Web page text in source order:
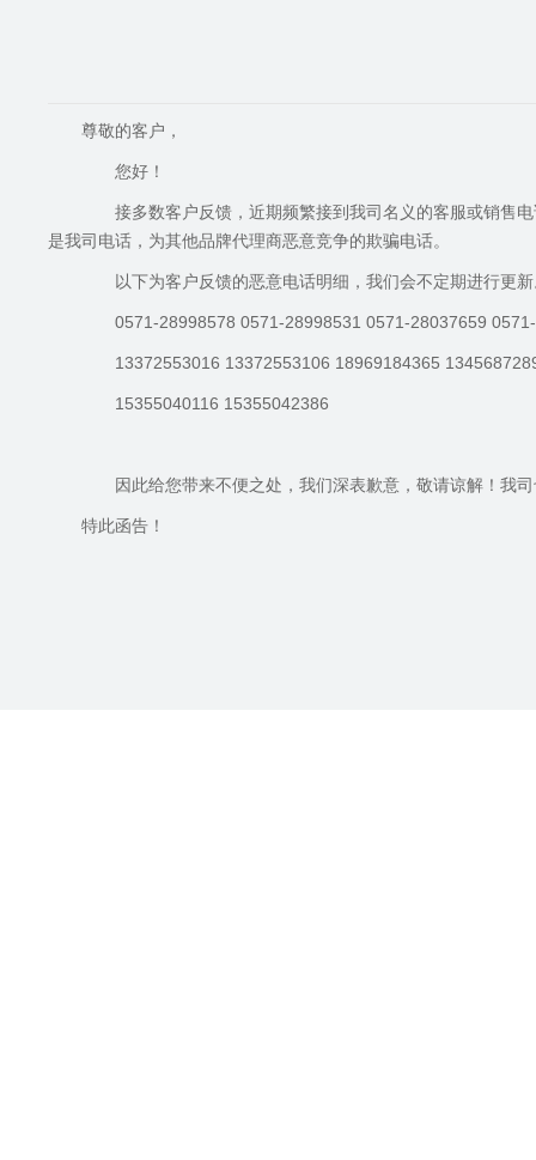
尊敬的客户，
您好！
接多数客户反馈，近期频繁接到我司名义的客服或销售电
是我司电话，为其他品牌代理商恶意竞争的欺骗电话。
以下为客户反馈的恶意电话明细，我们会不定期进行更新
0571-28998578 0571-28998531 0571-28037659 0571-
13372553016 13372553106 18969184365
15355040116 15355042386
因此给您带来不便之处，我们深表歉意，敬请谅解！我司
特此函告！